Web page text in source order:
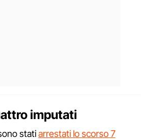
imputati
statiarrestati lo scorso 7